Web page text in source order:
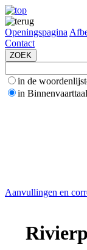
Openingspagina
Contact
in de
in
Aanvullingen en